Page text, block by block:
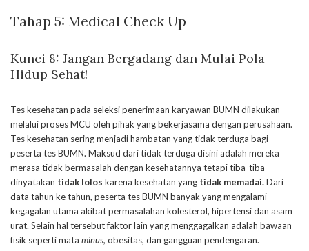
Tahap 5: Medical Check Up
Kunci 8: Jangan Bergadang dan Mulai Pola
Hidup Sehat!
Tes kesehatan pada seleksi penerimaan karyawan BUMN dilakukan
melalui proses MCU oleh pihak yang bekerjasama dengan perusahaan.
Tes kesehatan sering menjadi hambatan yang tidak terduga bagi
peserta tes BUMN. Maksud dari tidak terduga disini adalah mereka
merasa tidak bermasalah dengan kesehatannya tetapi tiba-tiba
dinyatakan tidak lolos karena kesehatan yang tidak memadai.Dari
data tahun ke tahun, peserta tes BUMN banyak yang mengalami
kegagalan utama akibat permasalahan kolesterol, hipertensi dan asam
urat. Selain hal tersebut faktor lain yang menggagalkan adalah bawaan
fisik seperti mata minus, obesitas, dan gangguan pendengaran.